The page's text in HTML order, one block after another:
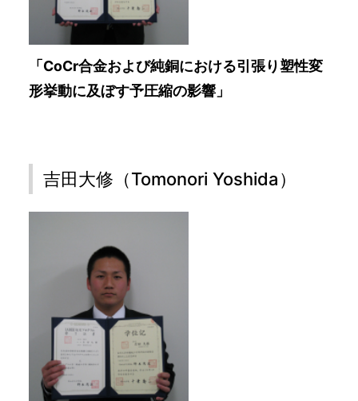
「CoCr合金および純銅における引張り塑性変
形挙動に及ぼす予圧縮の影響」
吉田大修（Tomonori Yoshida）